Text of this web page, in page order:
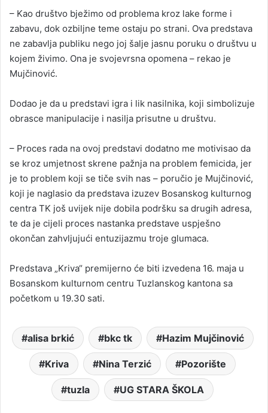
– Kao društvo bježimo od problema kroz lake forme i
zabavu, dok ozbiljne teme ostaju po strani. Ova predstava
ne zabavlja publiku nego joj šalje jasnu poruku o društvu u
kojem živimo. Ona je svojevrsna opomena – rekao je
Mujčinović.
Dodao je da u predstavi igra i lik nasilnika, koji simbolizuje
obrasce manipulacije i nasilja prisutne u društvu.
– Proces rada na ovoj predstavi dodatno me motivisao da
se kroz umjetnost skrene pažnja na problem femicida, jer
je to problem koji se tiče svih nas – poručio je Mujčinović,
koji je naglasio da predstava izuzev Bosanskog kulturnog
centra TK još uvijek nije dobila podršku sa drugih adresa,
te da je cijeli proces nastanka predstave uspješno
okončan zahvljujući entuzijazmu troje glumaca.
Predstava „Kriva“ premijerno će biti izvedena 16. maja u
Bosanskom kulturnom centru Tuzlanskog kantona sa
početkom u 19.30 sati.
alisa brkić bkc tk Hazim Mujčinović
Kriva Nina Terzić Pozorište
tuzla UG STARA ŠKOLA